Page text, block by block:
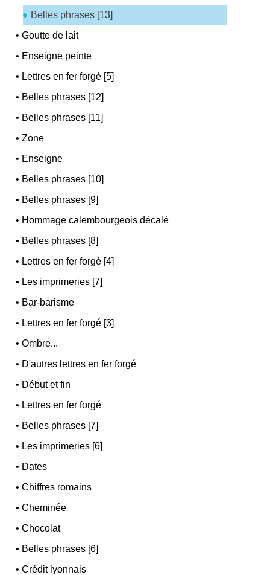
Belles phrases [13]
•Goutte de lait
• Enseigne peinte
• Lettres en fer forgé [5]
• Belles phrases [12]
• Belles phrases [11]
•Zone
• Enseigne
• Belles phrases [10]
• Belles phrases [9]
• Hommage calembourgeois décalé
• Belles phrases [8]
• Lettres en fer forgé [4]
• Les imprimeries [7]
• Bar-barisme
• Lettres en fer forgé [3]
•Ombre...
• D'autres lettres en fer forgé
• Début et fin
• Lettres en fer forgé
• Belles phrases [7]
• Les imprimeries [6]
• Dates
•Chiffres romains
•Cheminée
•Chocolat
• Belles phrases [6]
•Crédit lyonnais